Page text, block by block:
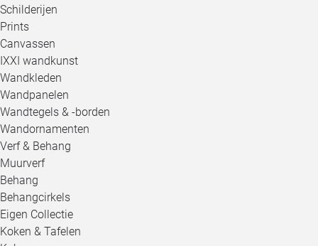
Schilderijen
Prints
Canvassen
IXXI wandkunst
Wandkleden
Wandpanelen
Wandtegels & -borden
Wandornamenten
Verf & Behang
Muurverf
Behang
Behangcirkels
Eigen Collectie
Koken & Tafelen